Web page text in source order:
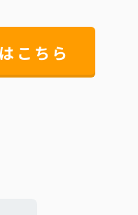
こちら